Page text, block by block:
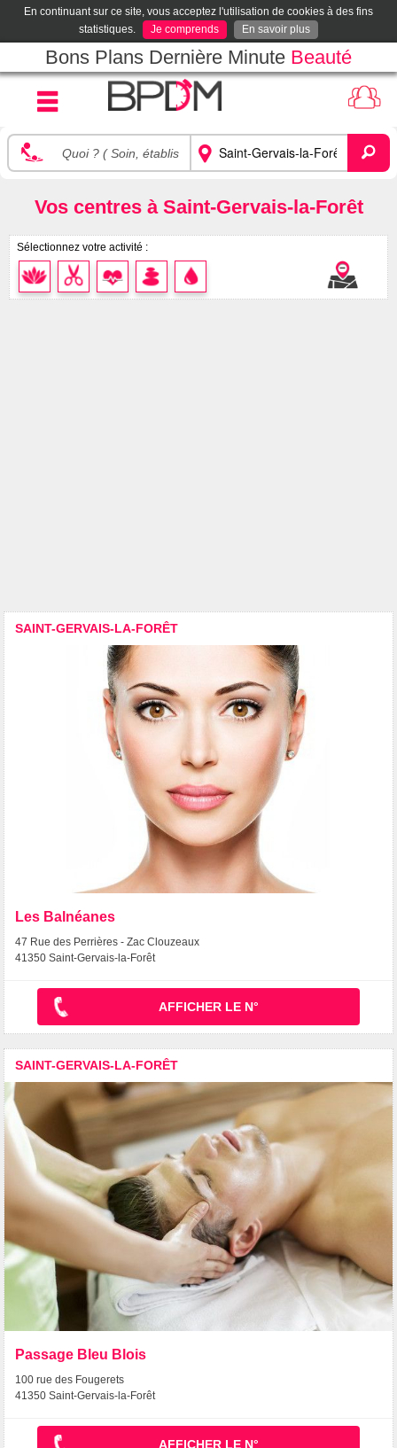
En continuant sur ce site, vous acceptez l'utilisation de cookies à des fins
statistiques.
Je comprends En savoir plus
Bons Plans Dernière Minute Beauté
Vos centres à Saint-Gervais-la-Forêt
Sélectionnez votre activité :
SAINT-GERVAIS-LA-FORÊT
Les Balnéanes
47 Rue des Perrières - Zac Clouzeaux
41350 Saint-Gervais-la-Forêt
AFFICHER LE N°
SAINT-GERVAIS-LA-FORÊT
Passage Bleu Blois
100 rue des Fougerets
41350 Saint-Gervais-la-Forêt
AFFICHER LE N°